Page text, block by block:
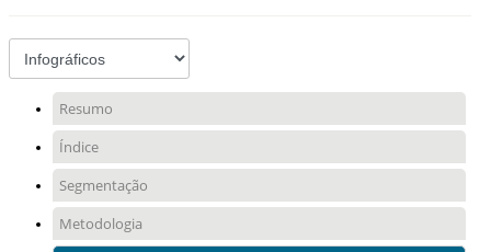
Resumo
Índice
Segmentação
Metodologia